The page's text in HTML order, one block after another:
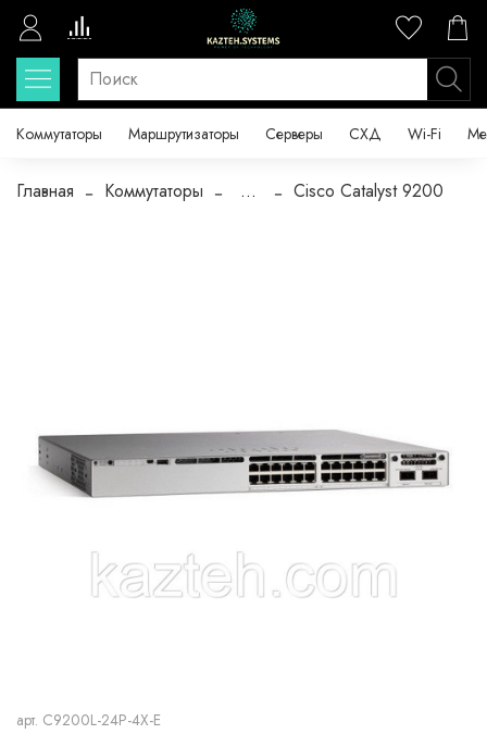
Коммутаторы Маршрутизаторы Серверы СХД Wi-Fi
Главная Коммутаторы ... Cisco Catalyst 9200
арт. C9200L-24P-4X-E